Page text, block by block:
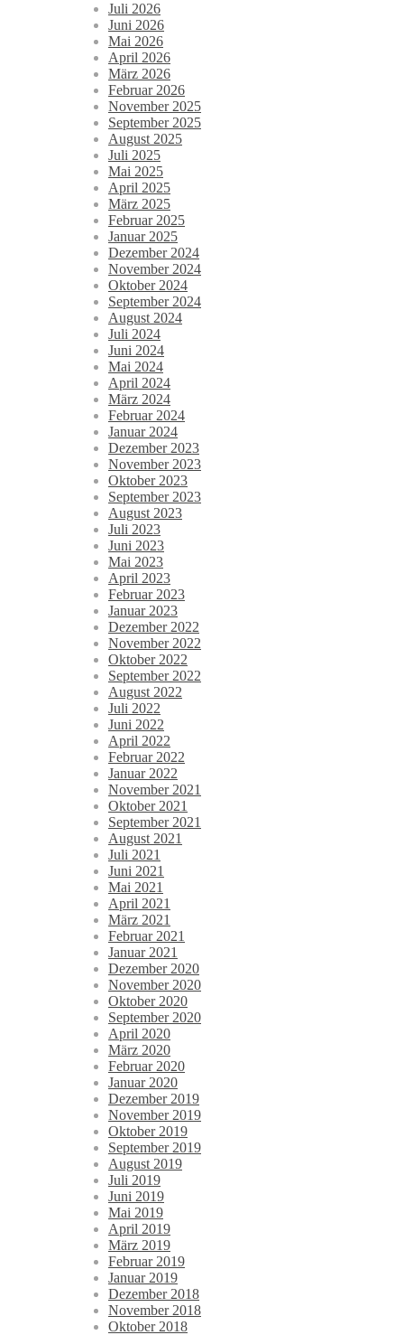
Juli 2026
Juni 2026
Mai 2026
April 2026
März 2026
Februar 2026
November 2025
September 2025
August 2025
Juli 2025
Mai 2025
April 2025
März 2025
Februar 2025
Januar 2025
Dezember 2024
November 2024
Oktober 2024
September 2024
August 2024
Juli 2024
Juni 2024
Mai 2024
April 2024
März 2024
Februar 2024
Januar 2024
Dezember 2023
November 2023
Oktober 2023
September 2023
August 2023
Juli 2023
Juni 2023
Mai 2023
April 2023
Februar 2023
Januar 2023
Dezember 2022
November 2022
Oktober 2022
September 2022
August 2022
Juli 2022
Juni 2022
April 2022
Februar 2022
Januar 2022
November 2021
Oktober 2021
September 2021
August 2021
Juli 2021
Juni 2021
Mai 2021
April 2021
März 2021
Februar 2021
Januar 2021
Dezember 2020
November 2020
Oktober 2020
September 2020
April 2020
März 2020
Februar 2020
Januar 2020
Dezember 2019
November 2019
Oktober 2019
September 2019
August 2019
Juli 2019
Juni 2019
Mai 2019
April 2019
März 2019
Februar 2019
Januar 2019
Dezember 2018
November 2018
Oktober 2018